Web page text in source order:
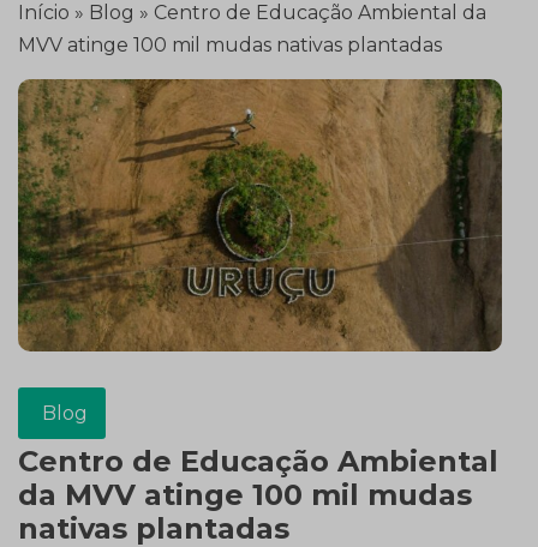
Início » Blog » Centro de Educação Ambiental da
MVV atinge 100 mil mudas nativas plantadas
Blog
Centro de Educação Ambiental
da MVV atinge 100 mil mudas
nativas plantadas